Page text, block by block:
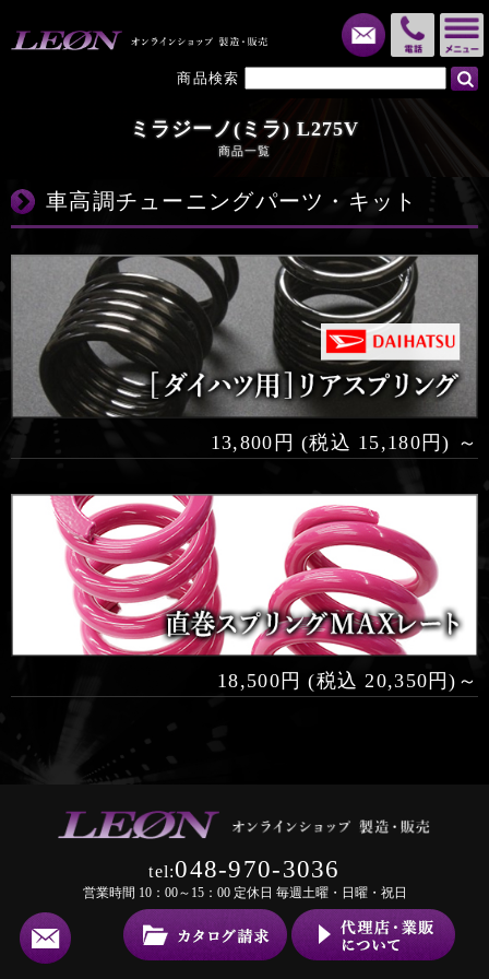
電話
メール
商品検索
ミラジーノ(ミラ) L275V
商品一覧
車高調チューニングパーツ・キット
13,800円 (税込 15,180円) ～
18,500円 (税込 20,350円)～
tel:048-970-3036
営業時間 10：00～15：00 定休日 毎週土曜・日曜・祝日